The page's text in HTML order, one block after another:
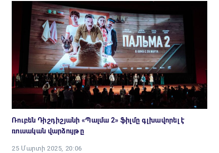
Ռուբեն Դիշդիշյանի «Պալմա 2» ֆիլմը գլխավորել է
ռուսական վարձույթը
25 Մարտի 2025, 20:06